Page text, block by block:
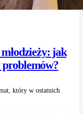
jak
problemów?
który w ostatnich